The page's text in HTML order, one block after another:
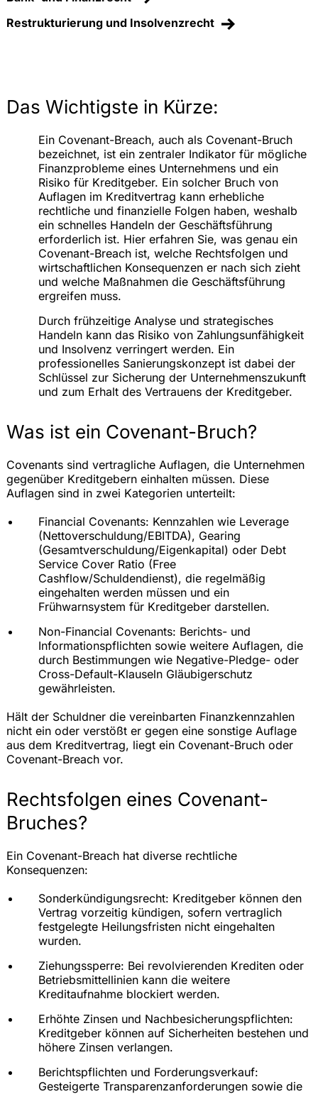
Das Wichtigste in Kürze:
Ein Covenant-Breach, auch als Covenant-Bruch
bezeichnet, ist ein zentraler Indikator für mögliche
Finanzprobleme eines Unternehmens und ein
Risiko für Kreditgeber. Ein solcher Bruch von
Auflagen im Kreditvertrag kann erhebliche
rechtliche und finanzielle Folgen haben, weshalb
ein schnelles Handeln der Geschäftsführung
erforderlich ist. Hier erfahren Sie, was genau ein
Covenant-Breach ist, welche Rechtsfolgen und
wirtschaftlichen Konsequenzen er nach sich zieht
und welche Maßnahmen die Geschäftsführung
ergreifen muss.
Durch frühzeitige Analyse und strategisches
Handeln kann das Risiko von Zahlungsunfähigkeit
und Insolvenz verringert werden. Ein
professionelles Sanierungskonzept ist dabei der
Schlüssel zur Sicherung der Unternehmenszukunft
und zum Erhalt des Vertrauens der Kreditgeber.
Was ist ein Covenant-Bruch?
Covenants sind vertragliche Auflagen, die Unternehmen
gegenüber Kreditgebern einhalten müssen. Diese
Auflagen sind in zwei Kategorien unterteilt:
Financial Covenants: Kennzahlen wie Leverage
(Nettoverschuldung/EBITDA), Gearing
(Gesamtverschuldung/Eigenkapital) oder Debt
Service Cover Ratio (Free
Cashflow/Schuldendienst), die regelmäßig
eingehalten werden müssen und ein
Frühwarnsystem für Kreditgeber darstellen.
Non-Financial Covenants: Berichts- und
Informationspflichten sowie weitere Auflagen, die
durch Bestimmungen wie Negative-Pledge- oder
Cross-Default-Klauseln Gläubigerschutz
gewährleisten.
Hält der Schuldner die vereinbarten Finanzkennzahlen
nicht ein oder verstößt er gegen eine sonstige Auflage
aus dem Kreditvertrag, liegt ein Covenant-Bruch oder
Covenant-Breach vor.
Rechtsfolgen eines Covenant-
Bruches?
Ein Covenant-Breach hat diverse rechtliche
Konsequenzen:
Sonderkündigungsrecht: Kreditgeber können den
Vertrag vorzeitig kündigen, sofern vertraglich
festgelegte Heilungsfristen nicht eingehalten
wurden.
Ziehungssperre: Bei revolvierenden Krediten oder
Betriebsmittellinien kann die weitere
Kreditaufnahme blockiert werden.
Erhöhte Zinsen und Nachbesicherungspflichten:
Kreditgeber können auf Sicherheiten bestehen und
höhere Zinsen verlangen.
Berichtspflichten und Forderungsverkauf:
Gesteigerte Transparenzanforderungen sowie die
Restrukturierung und Insolvenzrecht